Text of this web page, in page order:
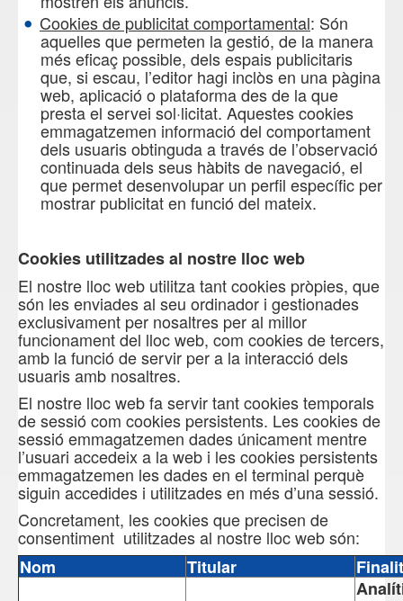
Cookies de publicitat comportamental: Són
aquelles que permeten la gestió, de la manera
més eficaç possible, dels espais publicitaris
que, si escau, l’editor hagi inclòs en una pàgina
web, aplicació o plataforma des de la que
presta el servei sol·licitat. Aquestes cookies
emmagatzemen informació del comportament
dels usuaris obtinguda a través de l’observació
continuada dels seus hàbits de navegació, el
que permet desenvolupar un perfil específic per
mostrar publicitat en funció del mateix.
Cookies utilitzades al nostre lloc web
El nostre lloc web utilitza tant cookies pròpies, que
són les enviades al seu ordinador i gestionades
exclusivament per nosaltres per al millor
funcionament del lloc web, com cookies de tercers,
amb la funció de servir per a la interacció dels
usuaris amb nosaltres.
El nostre lloc web fa servir tant cookies temporals
de sessió com cookies persistents. Les cookies de
sessió emmagatzemen dades únicament mentre
l’usuari accedeix a la web i les cookies persistents
emmagatzemen les dades en el terminal perquè
siguin accedides i utilitzades en més d’una sessió.
Concretament, les cookies que precisen de
consentiment utilitzades al nostre lloc web són:
Nom
Titular